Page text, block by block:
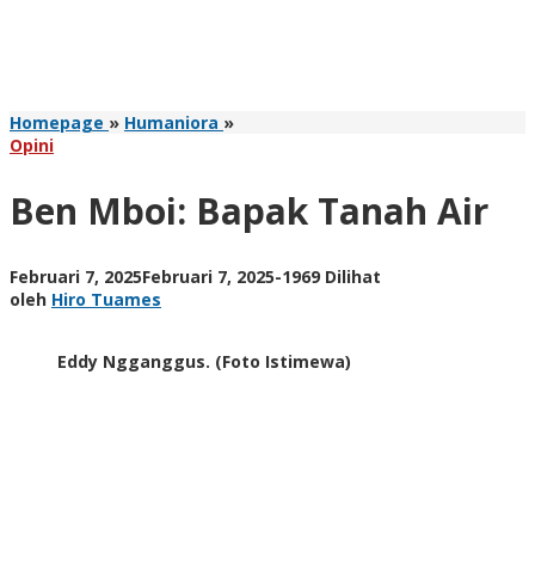
Homepage » Humaniora »Ben
Air
Opini
Ben Mboi: Bapak Tanah Air
Februari 7, 2025Februari 7, 2025oleh
-1969 Dilihat
oleh Hiro Tuames
Eddy Ngganggus. (Foto Istimewa)